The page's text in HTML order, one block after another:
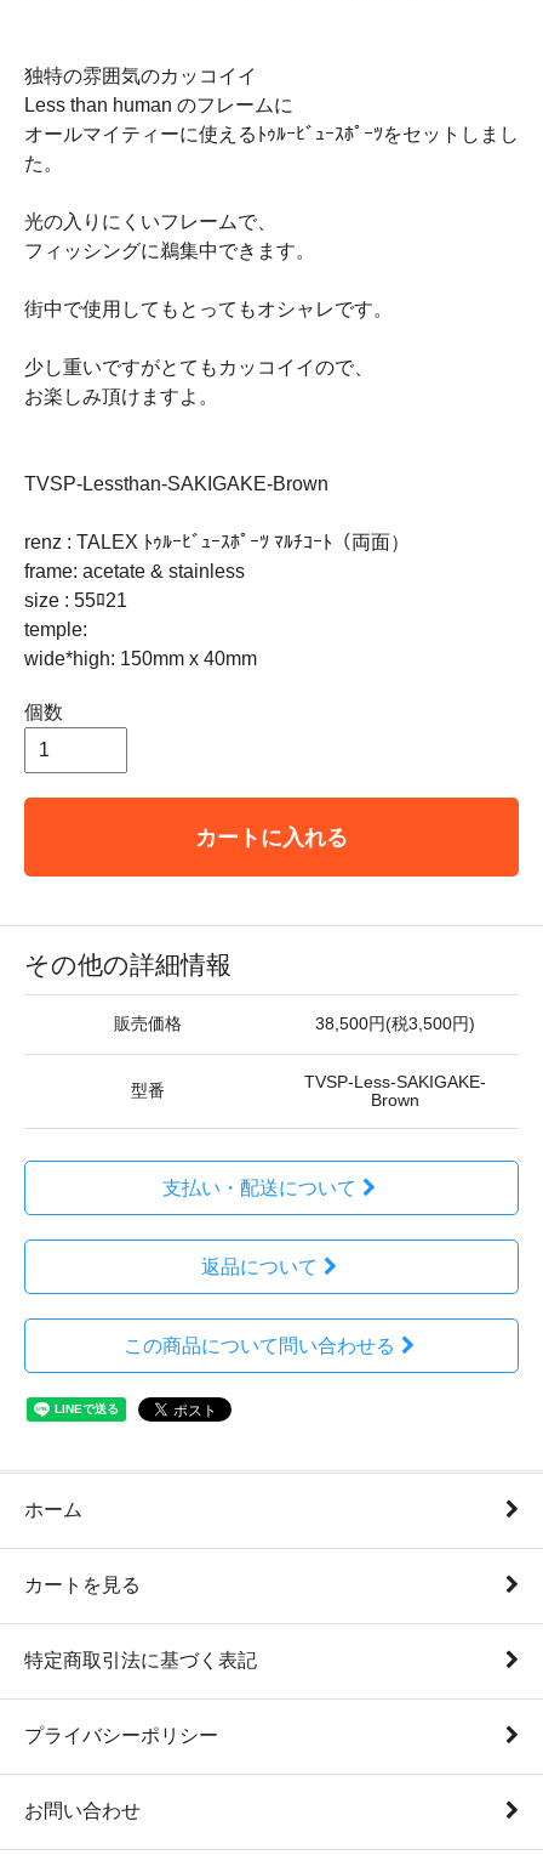
独特の雰囲気のカッコイイ
Less than human のフレームに
オールマイティーに使えるﾄｩﾙｰﾋﾞｭｰｽﾎﾟｰﾂをセットしまし
た。
光の入りにくいフレームで、
フィッシングに鵜集中できます。
街中で使用してもとってもオシャレです。
少し重いですがとてもカッコイイので、
お楽しみ頂けますよ。
TVSP-Lessthan-SAKIGAKE-Brown
renz : TALEX ﾄｩﾙｰﾋﾞｭｰｽﾎﾟｰﾂ ﾏﾙﾁｺｰﾄ（両面）
frame: acetate & stainless
size : 55ﾛ21
temple:
wide*high: 150mm x 40mm
個数
カートに入れる
その他の詳細情報
販売価格 38,500円(税3,500円)
型番
TVSP-Less-SAKIGAKE-
Brown
支払い・配送について
返品について
この商品について問い合わせる
ホーム
カートを見る
特定商取引法に基づく表記
プライバシーポリシー
お問い合わせ